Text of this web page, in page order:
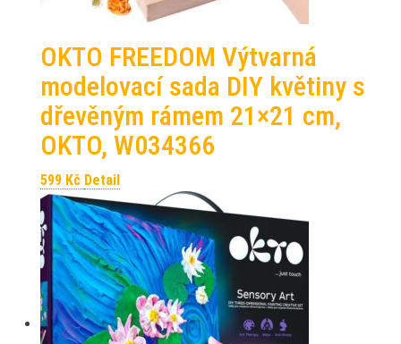
OKTO FREEDOM Výtvarná
modelovací sada DIY květiny s
dřevěným rámem 21×21 cm,
OKTO, W034366
599 Kč Detail